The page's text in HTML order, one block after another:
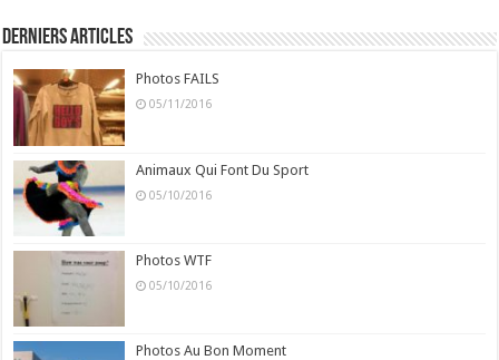
Derniers Articles
Photos FAILS
05/11/2016
Animaux Qui Font Du Sport
05/10/2016
Photos WTF
05/10/2016
Photos Au Bon Moment